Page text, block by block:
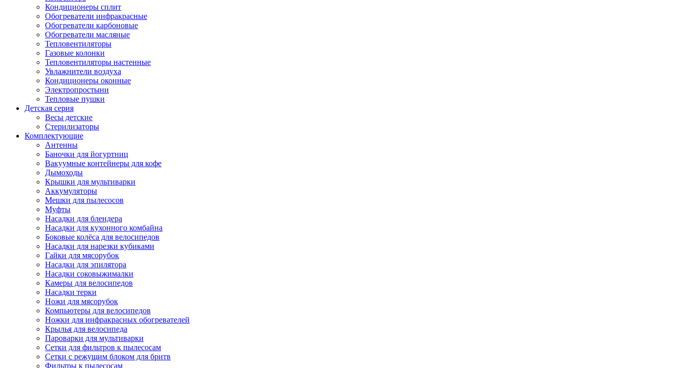
Кондиционеры сплит
Обогреватели инфракрасные
Обогреватели карбоновые
Обогреватели масляные
Тепловентиляторы
Газовые колонки
Тепловентиляторы настенные
Увлажнители воздуха
Кондиционеры оконные
Электропростыни
Тепловые пушки
Детская серия
Весы детские
Стерилизаторы
Комплектующие
Антенны
Баночки для йогуртниц
Вакуумные контейнеры для кофе
Дымоходы
Крышки для мультиварки
Аккумуляторы
Мешки для пылесосов
Муфты
Насадки для блендера
Насадки для кухонного комбайна
Боковые колёса для велосипедов
Насадки для нарезки кубиками
Гайки для мясорубок
Насадки для эпилятора
Насадки соковыжималки
Камеры для велосипедов
Насадки терки
Ножи для мясорубок
Компьютеры для велосипедов
Ножки для инфракрасных обогревателей
Крылья для велосипеда
Пароварки для мультиварки
Сетки для фильтров к пылесосам
Сетки с режущим блоком для бритв
Фильтры к пылесосам